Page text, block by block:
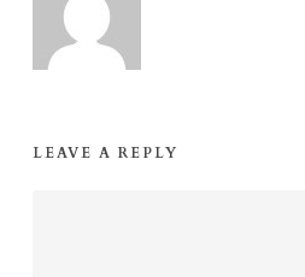
LEAVE A REPLY